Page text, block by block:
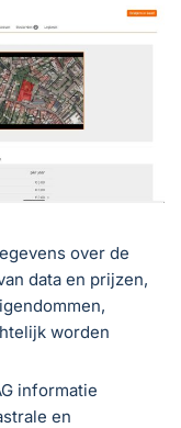
over de
data en prijzen,
worden
informatie
en